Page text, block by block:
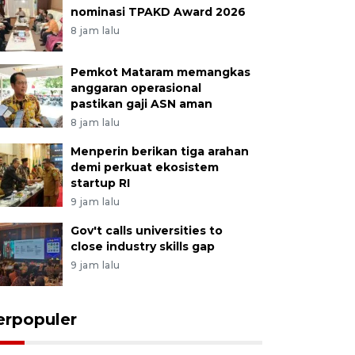
nominasi TPAKD Award 2026
8 jam lalu
Pemkot Mataram memangkas
anggaran operasional
pastikan gaji ASN aman
8 jam lalu
Menperin berikan tiga arahan
demi perkuat ekosistem
startup RI
9 jam lalu
Gov't calls universities to
close industry skills gap
9 jam lalu